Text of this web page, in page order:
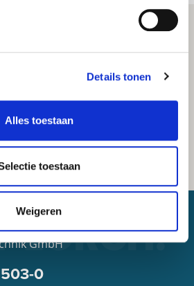
Details tonen
Alles toestaan
toestaan
Weigeren
GmbH
0